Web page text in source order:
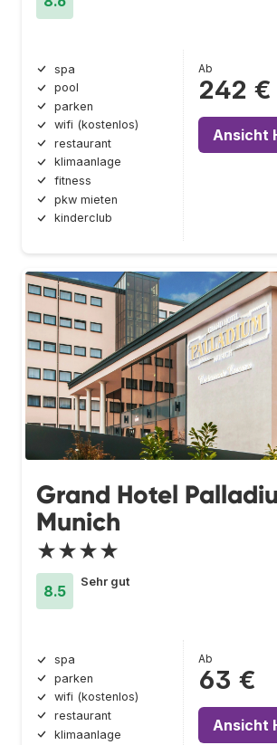
spa
pool
parken
wifi (kostenlos)
restaurant
klimaanlage
fitness
pkw mieten
kinderclub
Ab
242 €
Ansicht
Grand Hotel
Munich
★★★★
8.5
Sehr gut
spa
parken
wifi (kostenlos)
restaurant
klimaanlage
Ab
63 €
Ansicht